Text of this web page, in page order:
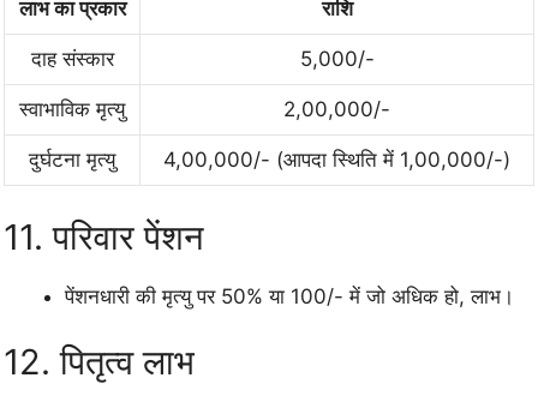
लाभ का प्रकार राशि
दाह संस्कार 5,000/-
स्वाभाविक मृत्यु 2,00,000/-
दुर्घटना मृत्यु 4,00,000/- (आपदा स्थिति में 1,00,000/-)
11. परिवार पेंशन
पेंशनधारी की मृत्यु पर 50% या 100/- में जो अधिक हो, लाभ।
12. पितृत्व लाभ